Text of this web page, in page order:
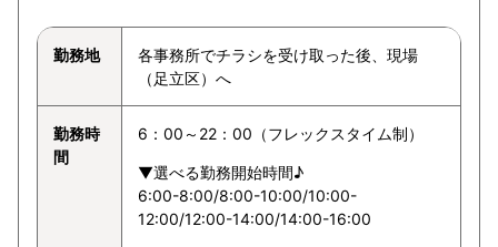
勤務地
各事務所でチラシを受け取った後、現場
（足立区）へ
勤務時
間
6：00～22：00（フレックスタイム制）
▼選べる勤務開始時間♪
6:00-8:00/8:00-10:00/10:00-
12:00/12:00-14:00/14:00-16:00